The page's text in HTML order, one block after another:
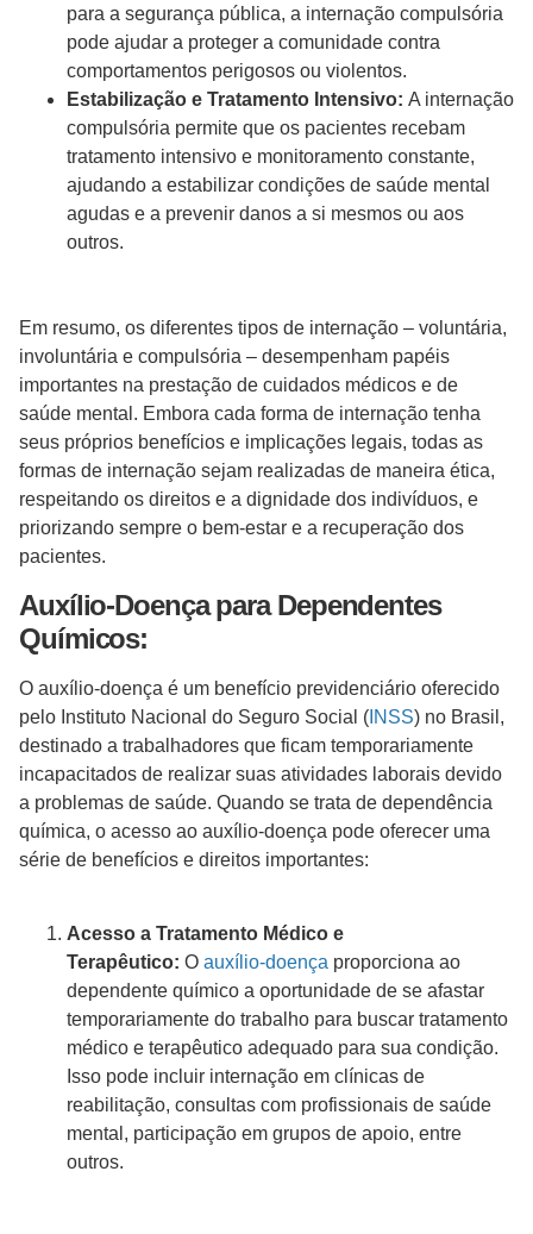
para a segurança pública, a internação compulsória
pode ajudar a proteger a comunidade contra
comportamentos perigosos ou violentos.
Estabilização e Tratamento Intensivo: A internação
compulsória permite que os pacientes recebam
tratamento intensivo e monitoramento constante,
ajudando a estabilizar condições de saúde mental
agudas e a prevenir danos a si mesmos ou aos
outros.
Em resumo, os diferentes tipos de internação – voluntária,
involuntária e compulsória – desempenham papéis
importantes na prestação de cuidados médicos e de
saúde mental. Embora cada forma de internação tenha
seus próprios benefícios e implicações legais, todas as
formas de internação sejam realizadas de maneira ética,
respeitando os direitos e a dignidade dos indivíduos, e
priorizando sempre o bem-estar e a recuperação dos
pacientes.
Auxílio-Doença para Dependentes
Químicos:
O auxílio-doença é um benefício previdenciário oferecido
pelo Instituto Nacional do Seguro Social ( INSS) no Brasil,
destinado a trabalhadores que ficam temporariamente
incapacitados de realizar suas atividades laborais devido
a problemas de saúde. Quando se trata de dependência
química, o acesso ao auxílio-doença pode oferecer uma
série de benefícios e direitos importantes:
Acesso a Tratamento Médico e
Terapêutico: O auxílio-doença proporciona ao
dependente químico a oportunidade de se afastar
temporariamente do trabalho para buscar tratamento
médico e terapêutico adequado para sua condição.
Isso pode incluir internação em clínicas de
reabilitação, consultas com profissionais de saúde
mental, participação em grupos de apoio, entre
outros.